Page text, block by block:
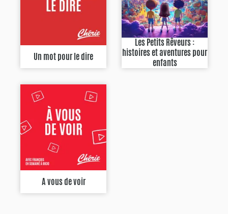
Un mot pour le dire
Les Petits Rêveurs :
histoires et aventures pour
enfants
A vous de voir